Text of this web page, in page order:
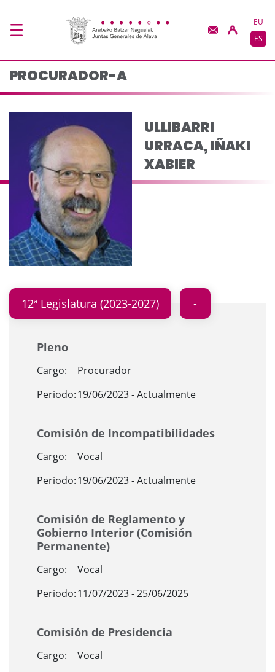
ULLIBARRI URRACA,
EU
ES
PROCURADOR-A
ULLIBARRI
URRACA, IÑAKI
XABIER
12ª Legislatura (2023-2027)
Pleno
Cargo:
Procurador
Periodo:19/06/2023 - Actualmente
Comisión de Incompatibilidades
Cargo:
Vocal
Periodo:19/06/2023 - Actualmente
Comisión de Reglamento y
Gobierno Interior (Comisión
Permanente)
Cargo:
Vocal
Periodo:11/07/2023 - 25/06/2025
Comisión de Presidencia
Cargo:
Vocal